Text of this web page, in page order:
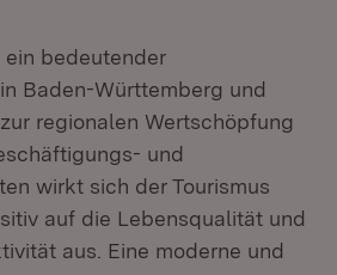
ein bedeutender
Baden-Württemberg und
regionalen Wertschöpfung
und
wirkt sich der Tourismus
auf die Lebensqualität und
aus. Eine moderne und